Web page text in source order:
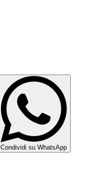
Condividi su WhatsApp